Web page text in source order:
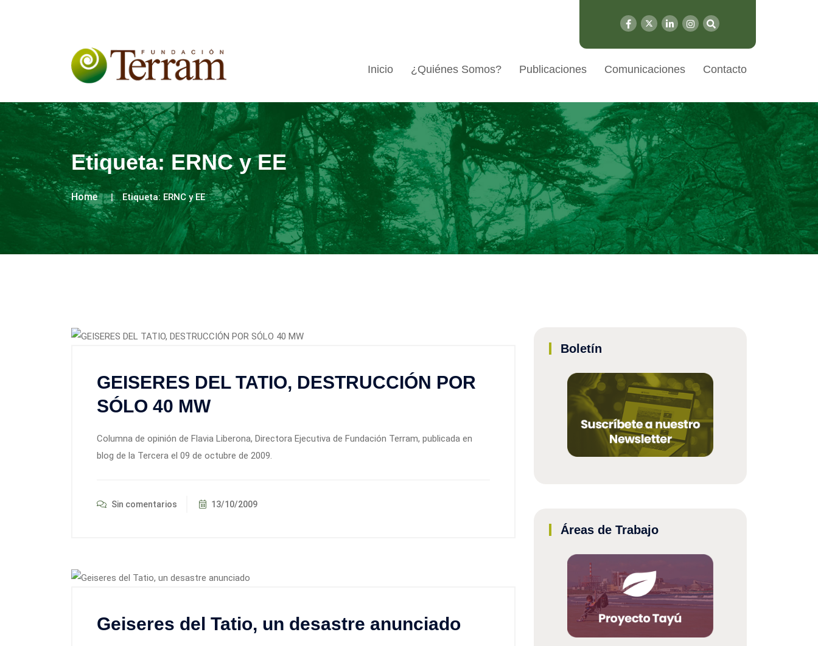
Inicio ¿Quiénes Somos? Publicaciones Comunicaciones Contacto
Etiqueta:ERNC y EE
Home Etiqueta:ERNC y EE
GEISERES DEL TATIO, DESTRUCCIÓN POR
SÓLO 40 MW
Columna de opinión de Flavia Liberona, Directora Ejecutiva de Fundación Terram, publicada en
blog de la Tercera el 09 de octubre de 2009.
Sin comentarios 13/10/2009
Geiseres del Tatio, un desastre anunciado
Boletín
Áreas de Trabajo